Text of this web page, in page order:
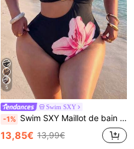
5
Swim SXY
-1% Swim SXY Maillot de bain une pièce grande taille pour femmes, imprimé zèbre, design asymétrique à une épaule, taille ajourée avec décoration de boucle métallique asymétrique dorée, convient pour les vacances à la plage et les fêtes à la piscine
13,85€ 13,99€